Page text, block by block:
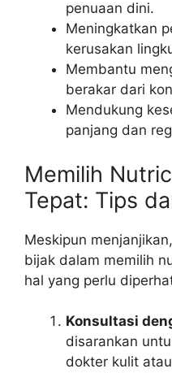
penuaan dini.
Meningkatkan
kerusakan
Membantu
berakar dari
Mendukung
panjang dan
Memilih
Tepat: Tips
Meskipun
bijak dalam memilih
hal yang perlu
Konsultasi
disarankan
dokter kulit